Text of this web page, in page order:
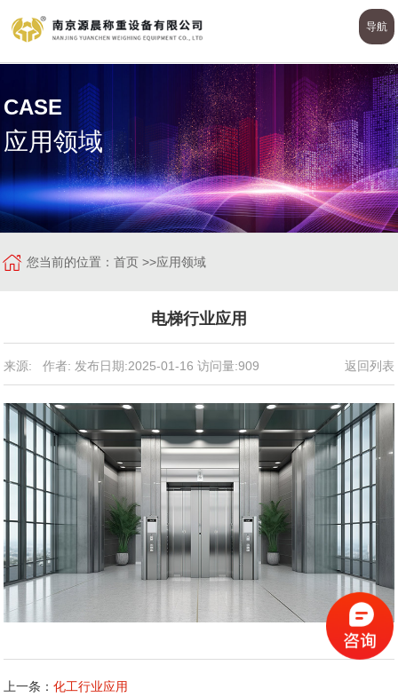
导航
CASE
应用领域
您当前的位置： 首页 >>应用领域
电梯行业应用
来源: 作者: 发布日期:2025-01-16 访问量:909 返回列表
上一条：化工行业应用